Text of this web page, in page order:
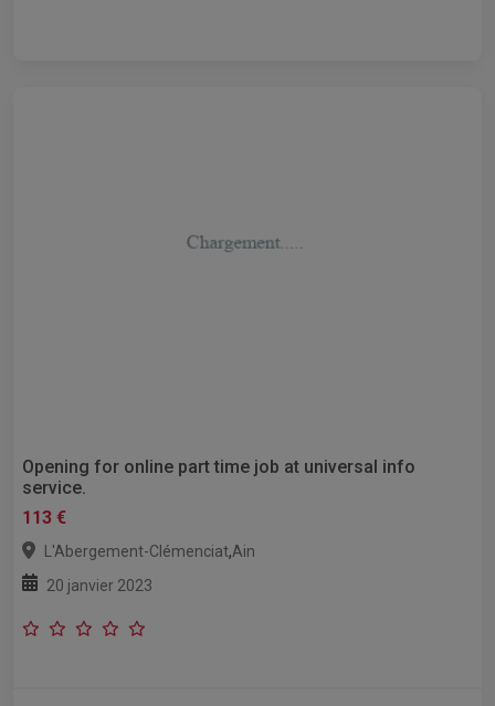
Opening for online part time job at universal info
service.
113 €
L'Abergement-Clémenciat,Ain
20 janvier 2023